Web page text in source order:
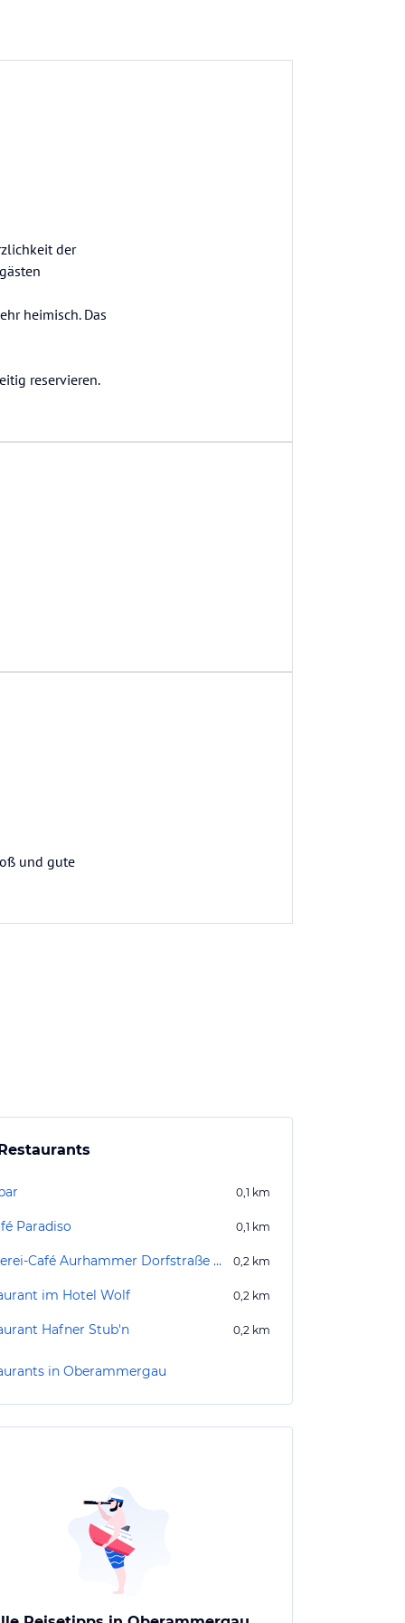
der
heimisch. Das
reservieren.
und gute
0,1 km
Paradiso 0,1 km
Bäckerei-Café Aurhammer Dorfstraße Oberammergau 0,2 km
im Hotel Wolf 0,2 km
Hafner Stub'n 0,2 km
in Oberammergau